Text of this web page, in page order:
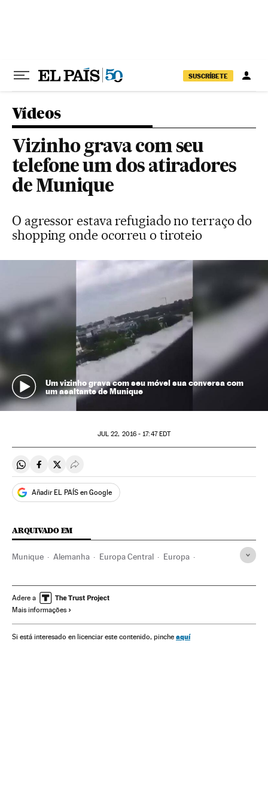
SUSCRÍBETE
Vídeos
Vizinho grava com seu
telefone um dos atiradores
de Munique
O agressor estava refugiado no terraço do
shopping onde ocorreu o tiroteio
Um vizinho grava com seu móvel sua conversa com
um asaltante de Munique
JUL 22, 2016 - 17:47EDT
Compartir en Whatsapp
Compartir en Facebook
Compartir en Twitter
Desplegar Redes Sociales
Añadir EL PAÍS en Google
ARQUIVADO EM
Munique Alemanha Europa Central Europa
Adere a
Mais informações
Si está interesado en licenciar este contenido, pinche aquí